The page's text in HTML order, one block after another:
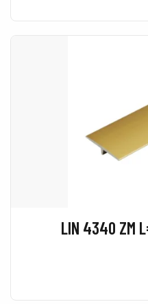
LIN 4340 ZM